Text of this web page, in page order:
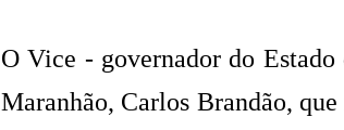
O Vice - governador do Estado
Maranhão, Carlos Brandão, que